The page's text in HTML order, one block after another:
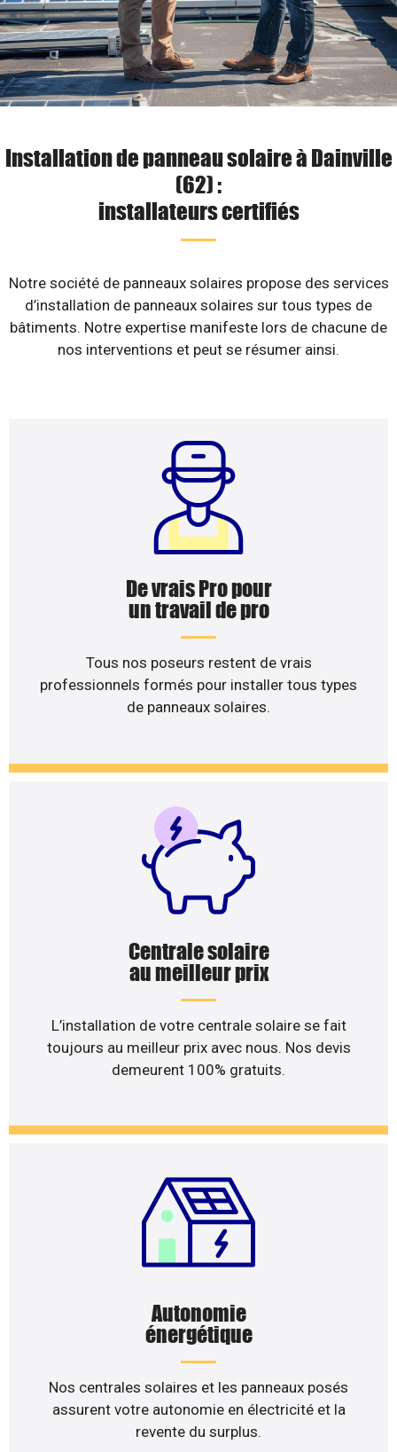
Installation de panneau solaire à Dainville
(62) :
installateurs certifiés
Notre société de panneaux solaires propose des services
d’installation de panneaux solaires sur tous types de
bâtiments. Notre expertise manifeste lors de chacune de
nos interventions et peut se résumer ainsi.
De vrais Pro pour
un travail de pro
Tous nos poseurs restent de vrais
professionnels formés pour installer tous types
de panneaux solaires.
Centrale solaire
au meilleur prix
L’installation de votre centrale solaire se fait
toujours au meilleur prix avec nous. Nos devis
demeurent 100% gratuits.
Autonomie
énergétique
Nos centrales solaires et les panneaux posés
assurent votre autonomie en électricité et la
revente du surplus.